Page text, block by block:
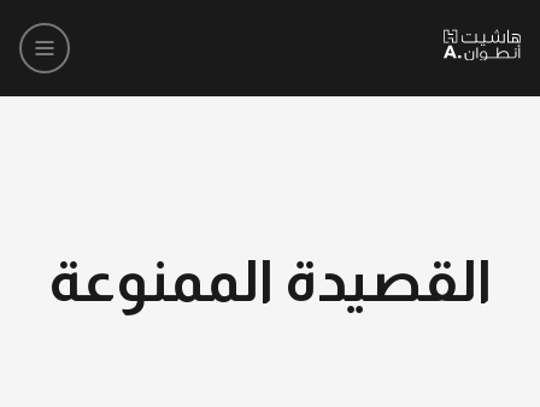
القصيدة الممنوعة